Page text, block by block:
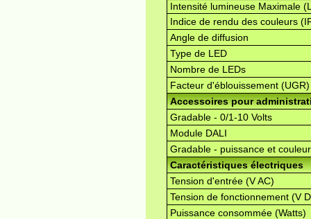
Intensité lumineuse Maximale
Indice de rendu des couleurs
Angle de diffusion
Type de LED
Nombre de LEDs
Facteur d'éblouissement (UGR)
Accessoires pour
Gradable - 0/1-10 Volts
Module DALI
Gradable - puissance et couleur
Caractéristiques électriques
Tension d'entrée (V AC)
Tension de fonctionnement (V
Puissance consommée (Watts)